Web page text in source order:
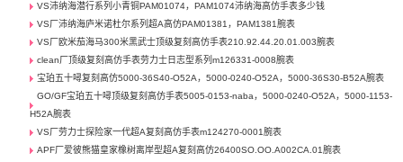
VS沛纳海潜行系列小青铜PAM01074，PAM1074沛纳海高仿手表多少钱
VS厂沛纳海庐米诺杜尔系列超A高仿PAM01381，PAM1381腕表
VS厂欧米茄海马300米黑武士顶级复刻高仿手表210.92.44.20.01.003腕表
clean厂顶级复刻高仿手表劳力士日志型系列m126331-0008腕表
宝珀五十噚复刻高仿5000-36S40-O52A，5000-0240-O52A，5000-36S30-B52A腕表
GO/GF宝珀五十噚顶级复刻高仿手表5005-0153-naba，5000-0240-O52A，5000-1153-
H52A腕表
VS厂劳力士探险家一代超A复刻高仿手表m124270-0001腕表
APF厂爱彼熊猫皇家橡树离岸型超A复刻高仿26400SO.OO.A002CA.01腕表